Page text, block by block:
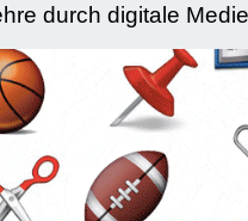
durch digitale